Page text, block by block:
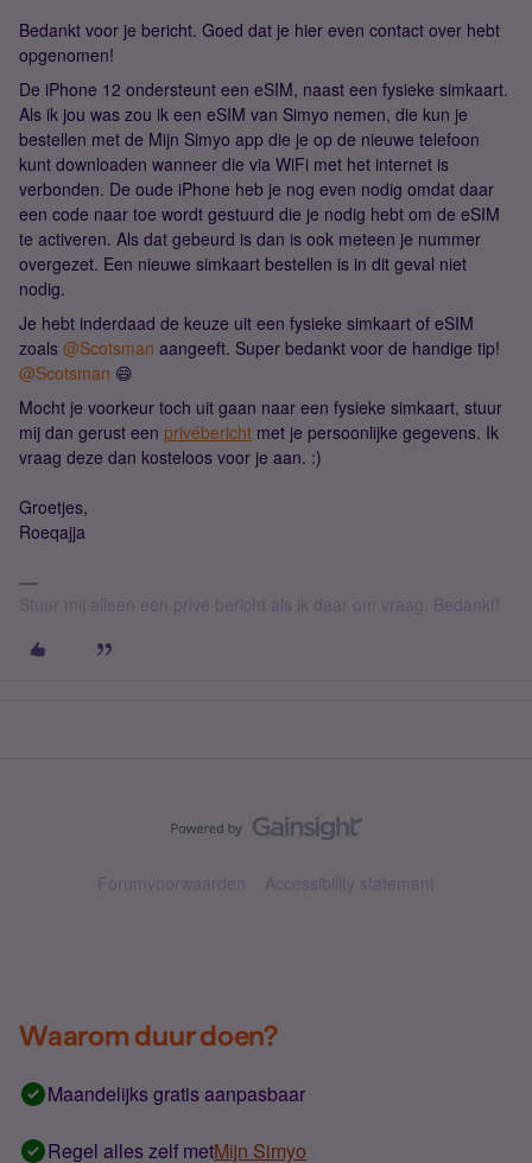
Bedankt voor je bericht. Goed dat je hier even contact over hebt
opgenomen!
De iPhone 12 ondersteunt een eSIM, naast een fysieke simkaart.
Als ik jou was zou ik een eSIM van Simyo nemen, die kun je
bestellen met de Mijn Simyo app die je op de nieuwe telefoon
kunt downloaden wanneer die via WiFi met het internet is
verbonden. De oude iPhone heb je nog even nodig omdat daar
een code naar toe wordt gestuurd die je nodig hebt om de eSIM
te activeren. Als dat gebeurd is dan is ook meteen je nummer
overgezet. Een nieuwe simkaart bestellen is in dit geval niet
nodig.
Je hebt inderdaad de keuze uit een fysieke simkaart of eSIM
zoals ​ @Scotsman aangeeft. Super bedankt voor de handige tip! ​
@Scotsman 😄
Mocht je voorkeur toch uit gaan naar een fysieke simkaart, stuur
mij dan gerust een privébericht met je persoonlijke gegevens. Ik
vraag deze dan kosteloos voor je aan. :)
Groetjes,
Roeqajja
Stuur mij alleen een privé bericht als ik daar om vraag. Bedankt!
Forumvoorwaarden Accessibility statement
Waarom duur doen?
Maandelijks gratis aanpasbaar
Regel alles zelf metMijn Simyo